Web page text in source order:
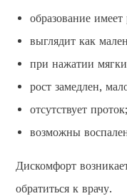
образование
выглядит как
при нажатии
рост замедлен,
отсутствует проток;
возможны
Дискомфорт
обратиться к врачу.